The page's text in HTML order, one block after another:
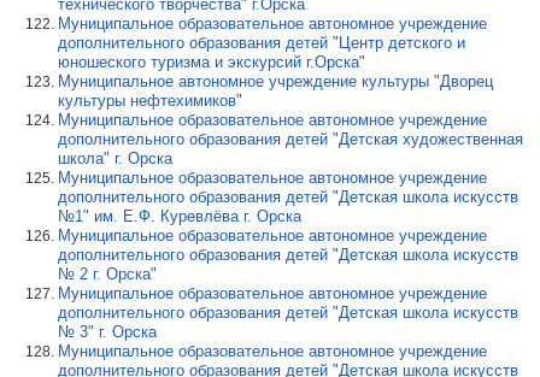
технического творчества" г.Орска
Муниципальное образовательное автономное учреждение
дополнительного образования детей "Центр детского и
юношеского туризма и экскурсий г.Орска"
Муниципальное автономное учреждение культуры "Дворец
культуры нефтехимиков"
Муниципальное образовательное автономное учреждение
дополнительного образования детей "Детская художественная
школа" г. Орска
Муниципальное образовательное автономное учреждение
дополнительного образования детей "Детская школа искусств
№1" им. Е.Ф. Куревлёва г. Орска
Муниципальное образовательное автономное учреждение
дополнительного образования детей "Детская школа искусств
№ 2 г. Орска"
Муниципальное образовательное автономное учреждение
дополнительного образования детей "Детская школа искусств
№ 3" г. Орска
Муниципальное образовательное автономное учреждение
дополнительного образования детей "Детская школа искусств